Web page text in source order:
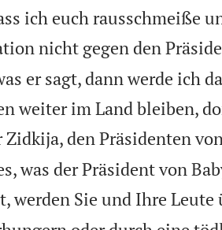
ich euch rausschmeiße
nicht gegen den
er sagt, dann werde ich
weiter im Land bleiben,
Zidkija, den Präsidenten
was der Präsident von
werden Sie und Ihre Leute